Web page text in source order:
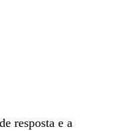
resposta e a